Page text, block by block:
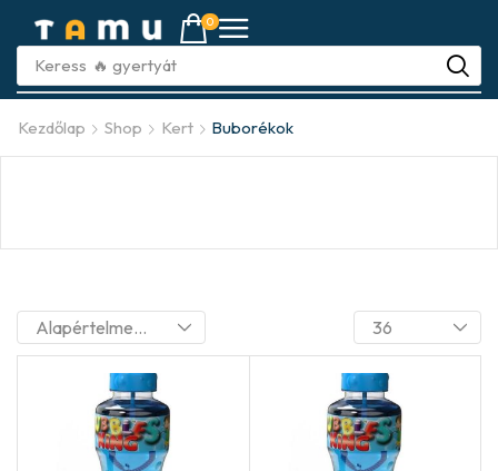
0
Keress 🔥 gyertyát
Kezdőlap Shop Kert Buborékok